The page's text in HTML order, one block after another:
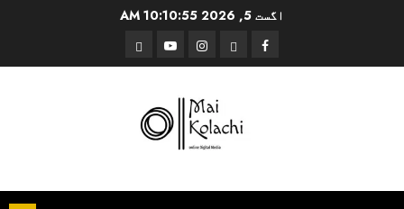
اگست 5, 2026 10:10:55 AM
Facebook
Instagram
YouTube
Threads